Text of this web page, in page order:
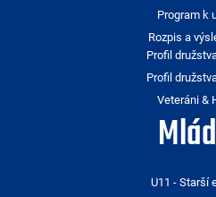
Program k
Rozpis a
Profil
Profil
Veteráni &
U11 - Starší